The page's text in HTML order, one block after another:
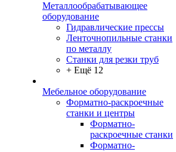
Металлообрабатывающее
оборудование
Гидравлические прессы
Ленточнопильные станки
по металлу
Станки для резки труб
+ Ещё 12
Мебельное оборудование
Форматно-раскроечные
станки и центры
Форматно-
раскроечные станки
Форматно-